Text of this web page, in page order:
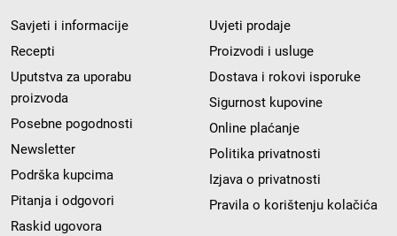
Savjeti i informacije
Recepti
Uputstva za uporabu
proizvoda
Posebne pogodnosti
Newsletter
Podrška kupcima
Pitanja i odgovori
Raskid ugovora
Uvjeti prodaje
Proizvodi i usluge
Dostava i rokovi isporuke
Sigurnost kupovine
Online plaćanje
Politika privatnosti
Izjava o privatnosti
Pravila o korištenju kolačića